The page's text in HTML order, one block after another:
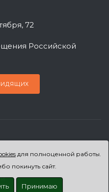
для полноценной работы.
покинуть сайт.
Принимаю
72
Российской